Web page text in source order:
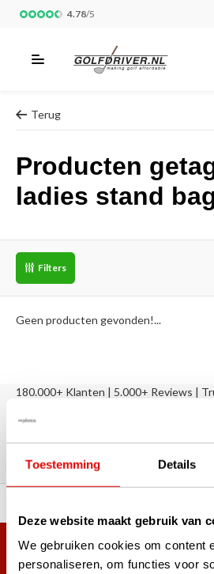
Toestemming Details
Deze website maakt gebruik van
We gebruiken cookies om content
personaliseren, om functies voor
4.78/5
Terug
Producten
ladies stand
Filters
Geen producten gevonden!...
180.000+ Klanten | 5.000+ Reviews |
Reviews: Onze
woord
Meer dan 38.000 klanten